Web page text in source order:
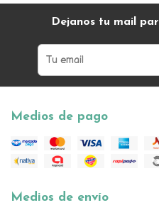
Dejanos tu mail
Medios de pago
Medios de envío